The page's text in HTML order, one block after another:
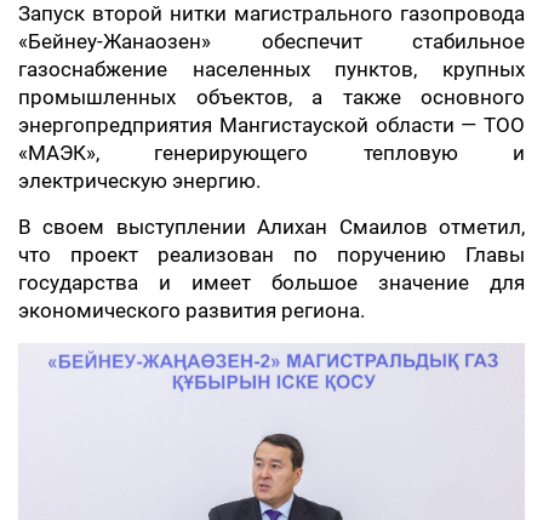
Запуск второй нитки магистрального газопровода
«Бейнеу-Жанаозен» обеспечит стабильное
газоснабжение населенных пунктов, крупных
промышленных объектов, а также основного
энергопредприятия Мангистауской области — ТОО
«МАЭК», генерирующего тепловую и
электрическую энергию.
В своем выступлении Алихан Смаилов отметил,
что проект реализован по поручению Главы
государства и имеет большое значение для
экономического развития региона.